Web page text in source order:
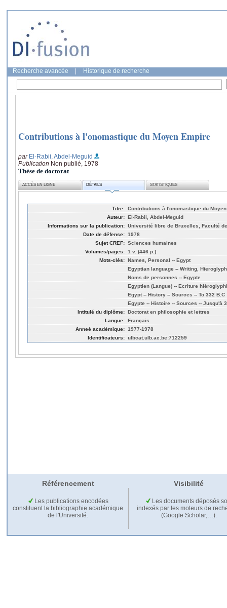
Recherche avancée Historique de recherche
Contributions à l'onomastique du Moyen Empire
par El-Rabii, Abdel-Meguid
Publication Non publié, 1978
Thèse de doctorat
ACCÈS EN LIGNE DÉTAILS STATISTIQUES
Titre: Contributions à l'onomastique du
Auteur: El-Rabii, Abdel-Meguid
Informations sur la publication: Université libre de Bruxelles, Faculté
Date de défense: 1978
Sujet CREF: Sciences humaines
Volumes/pages: 1 v. (446 p.)
Mots-clés: Names, Personal -- Egypt
Egyptian language -- Writing,
Noms de personnes -- Egypte
Egyptien (Langue) -- Ecriture
Egypt -- History -- Sources -- To 332 B.C
Egypte -- Histoire -- Sources -- Jusqu'à
Intitulé du diplôme: Doctorat en philosophie et lettres
Langue: Français
Anneé académique: 1977-1978
Identificateurs: ulbcat.ulb.ac.be:712259
Référencement Visibilité
Les publications encodées
constituent la bibliographie académique
de l'Université.
Les documents déposés
indexés par les moteurs de
(Google Scholar,…).